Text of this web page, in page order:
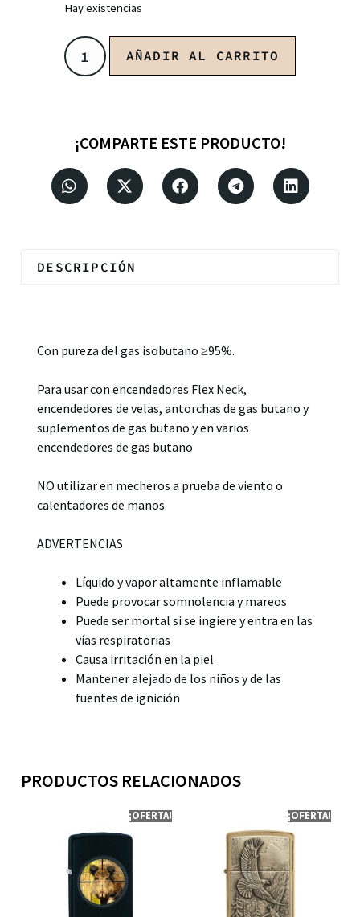
Hay existencias
AÑADIR AL CARRITO
¡COMPARTE ESTE PRODUCTO!
DESCRIPCIÓN
Con pureza del gas isobutano ≥95%.
Para usar con encendedores Flex Neck,
encendedores de velas, antorchas de gas butano y
suplementos de gas butano y en varios
encendedores de gas butano
NO utilizar en mecheros a prueba de viento o
calentadores de manos.
ADVERTENCIAS
Líquido y vapor altamente inflamable
Puede provocar somnolencia y mareos
Puede ser mortal si se ingiere y entra en las
vías respiratorias
Causa irritación en la piel
Mantener alejado de los niños y de las
fuentes de ignición
PRODUCTOS RELACIONADOS
¡OFERTA! ¡OFERTA!